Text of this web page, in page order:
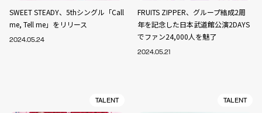
SWEET STEADY、5thシングル「Call
me, Tell me」をリリース
2024.05.24
FRUITS ZIPPER、グループ結成2周
年を記念した日本武道館公演2DAYS
でファン24,000人を魅了
2024.05.21
TALENT TALENT